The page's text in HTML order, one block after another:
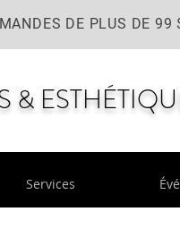
DE PLUS DE 99
&
Services